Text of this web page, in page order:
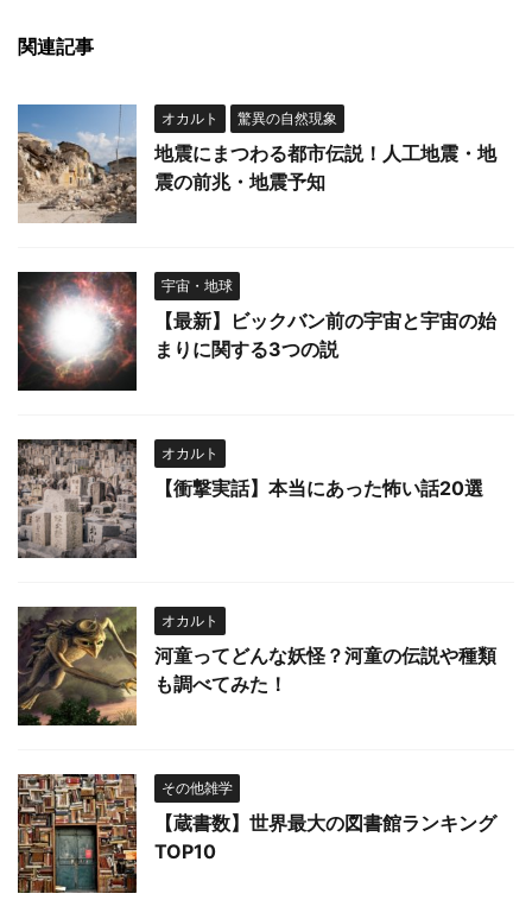
関連記事
オカルト 驚異の自然現象
地震にまつわる都市伝説！人工地震・地
震の前兆・地震予知
宇宙・地球
【最新】ビックバン前の宇宙と宇宙の始
まりに関する3つの説
オカルト
【衝撃実話】本当にあった怖い話20選
オカルト
河童ってどんな妖怪？河童の伝説や種類
も調べてみた！
その他雑学
【蔵書数】世界最大の図書館ランキング
TOP10